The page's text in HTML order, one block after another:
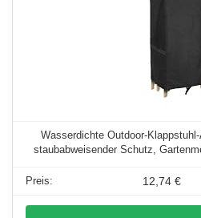
Wasserdichte Outdoor-
staubabweisender Schutz,
12,74 €